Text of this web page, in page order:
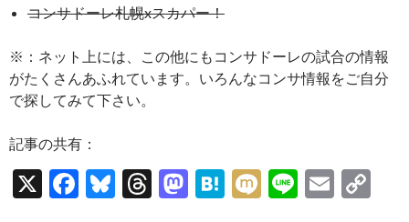
コンサドーレ札幌xスカパー！
※：ネット上には、この他にもコンサドーレの試合の情報
がたくさんあふれています。いろんなコンサ情報をご自分
で探してみて下さい。
記事の共有：
X
F
Bl T
M H
M Li
E